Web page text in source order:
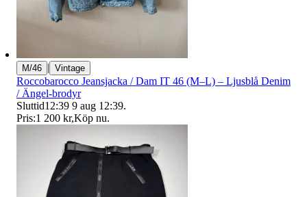
M/46 | Vintage
Roccobarocco Jeansjacka / Dam IT 46 (M–L) – Ljusblå Denim
/ Ängel-brodyr
Sluttid12:39 9 aug 12:39.
Pris:1 200 kr,Köp nu.